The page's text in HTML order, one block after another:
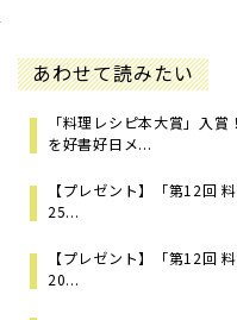
あわせて読みたい
「料理レシピ本⼤賞」入
を好書好日メ...
【プレゼント】「第12回
25...
【プレゼント】「第12回
20...